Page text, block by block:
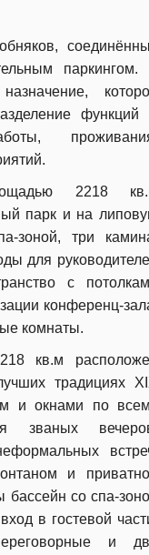
паркингом.
функций
2218
парк и на
зоной, три
для
с
конференц-
комнаты.
кв.м
традициях
и окнами по
званых
и
бассейн со спа-
в гостевой
и